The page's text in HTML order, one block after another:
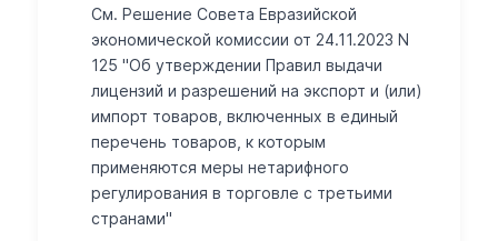
См. Решение Совета Евразийской
экономической комиссии от 24.11.2023 N
125 "Об утверждении Правил выдачи
лицензий и разрешений на экспорт и (или)
импорт товаров, включенных в единый
перечень товаров, к которым
применяются меры нетарифного
регулирования в торговле с третьими
странами"